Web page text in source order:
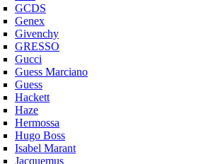
GCDS
Genex
Givenchy
GRESSO
Gucci
Guess Marciano
Guess
Hackett
Haze
Hermossa
Hugo Boss
Isabel Marant
Jacquemus